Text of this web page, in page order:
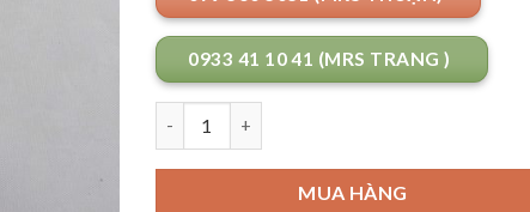
0933 41 10 41 (MRS TRANG )
MUA HÀNG